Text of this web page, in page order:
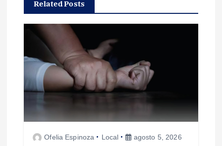
ó
n
d
e
Related Posts
Ofelia Espinoza Local agosto 5, 2026